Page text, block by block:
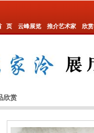
页 云峰展览 推介艺术家 欣
欣赏